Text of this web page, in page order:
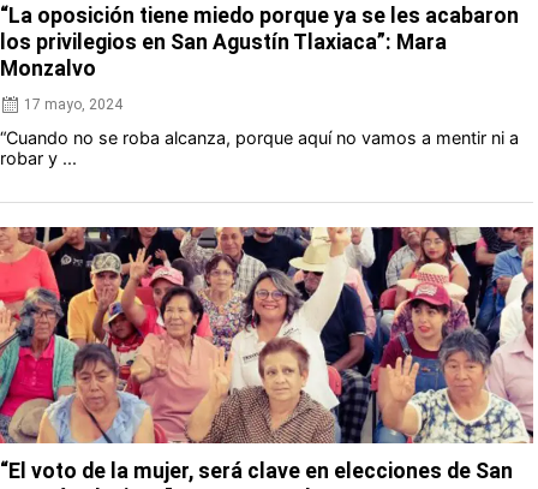
“La oposición tiene miedo porque ya se les acabaron
los privilegios en San Agustín Tlaxiaca”: Mara
Monzalvo
17 mayo, 2024
“Cuando no se roba alcanza, porque aquí no vamos a mentir ni a
robar y ...
“El voto de la mujer, será clave en elecciones de San